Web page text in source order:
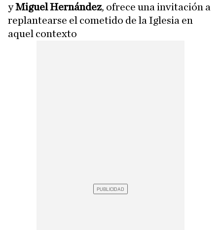
yMiguel Hernández, ofrece una invitación a
replantearse el cometido de la Iglesia en
aquel contexto